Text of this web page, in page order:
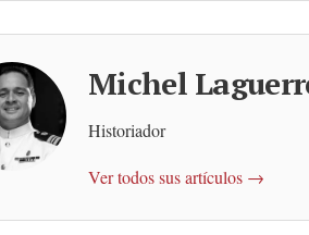
Michel
Historiador
Ver todos sus artículos →